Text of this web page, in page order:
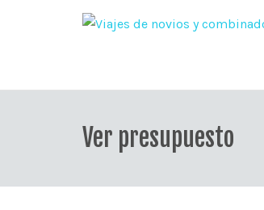
Ver presupuesto